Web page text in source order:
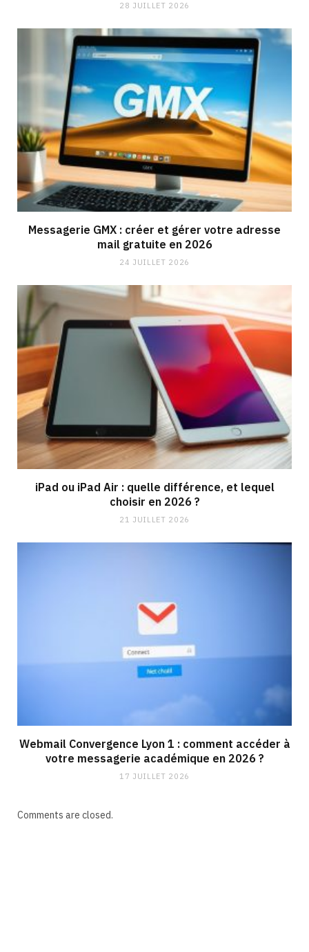
28 JUILLET 2026
Messagerie GMX : créer et gérer votre adresse
mail gratuite en 2026
24 JUILLET 2026
iPad ou iPad Air : quelle différence, et lequel
choisir en 2026 ?
21 JUILLET 2026
Webmail Convergence Lyon 1 : comment accéder à
votre messagerie académique en 2026 ?
17 JUILLET 2026
Comments are closed.